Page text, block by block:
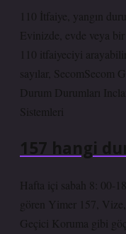
110 İtfaiye, yangın
Evinizde, evde veya
110 itfaiyeciyi
sayılar, SecomSecom
Durum Durumları
Sistemleri
157 hangi
Hafta içi sabah 8: 00-
gören Yimer 157,
Geçici Koruma gibi göç